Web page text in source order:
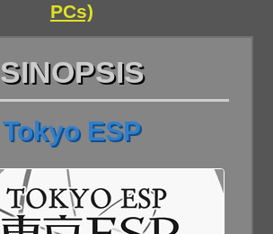
PCs)
SINOPSIS
Tokyo ESP